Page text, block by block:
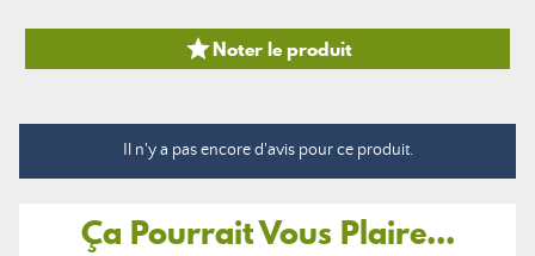
Noter le produit
Il n'y a pas encore d'avis pour ce produit.
Ça Pourrait Vous Plaire...